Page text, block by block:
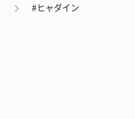
#ヒャダイン